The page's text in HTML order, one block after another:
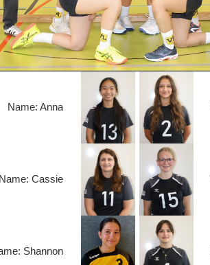
Name: Anna
Name: Cassie
Shannon